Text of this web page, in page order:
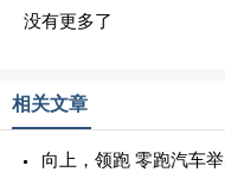
没有更多了
相关文章
向上，领跑 零跑汽车